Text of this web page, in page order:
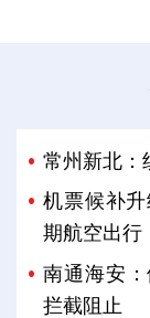
常州新北：
机票候补
期航空出行
南通海安
拦截阻止